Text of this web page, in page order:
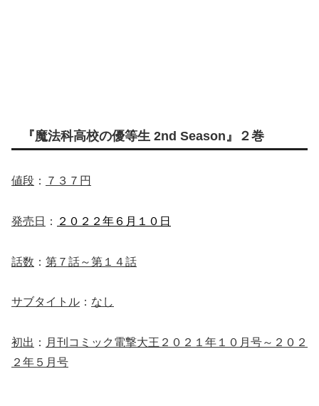
『魔法科高校の優等生 2nd Season』２巻
値段 ： ７３７円
発売日 ： ２０２２年６月１０日
話数 ： 第７話～第１４話
サブタイトル ： なし
初出 ： 月刊コミック電撃大王２０２１年１０月号～２０２
２年５月号